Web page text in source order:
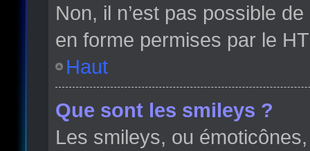
Non, il n’est pas possible
en forme permises par le
Haut
Que sont les smileys ?
Les smileys, ou